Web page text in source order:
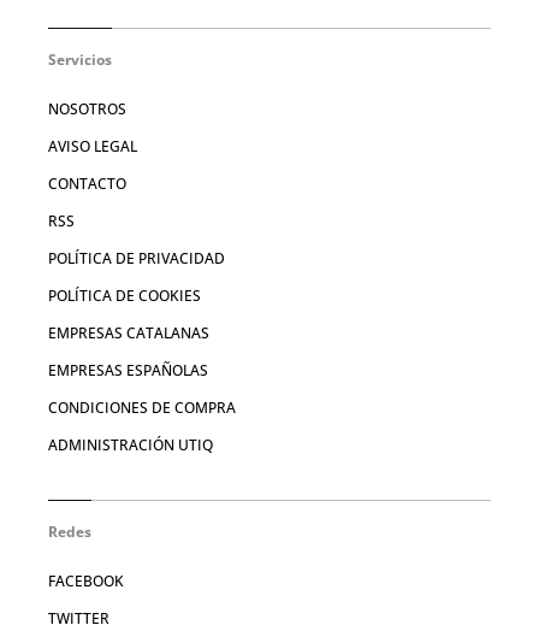
Servicios
NOSOTROS
AVISO LEGAL
CONTACTO
RSS
POLÍTICA DE PRIVACIDAD
POLÍTICA DE COOKIES
EMPRESAS CATALANAS
EMPRESAS ESPAÑOLAS
CONDICIONES DE COMPRA
ADMINISTRACIÓN UTIQ
Redes
FACEBOOK
TWITTER